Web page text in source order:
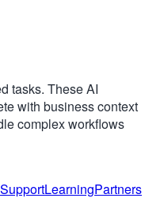
tasks. These AI
with business context
complex workflows
SupportLearningPartners